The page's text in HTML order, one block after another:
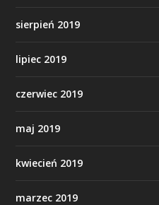
sierpień 2019
lipiec 2019
czerwiec 2019
maj 2019
kwiecień 2019
marzec 2019